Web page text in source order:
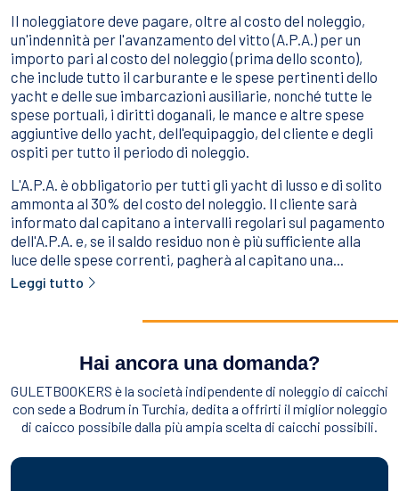
Il noleggiatore deve pagare, oltre al costo del noleggio,
un'indennità per l'avanzamento del vitto (A.P.A.) per un
importo pari al costo del noleggio (prima dello sconto),
che include tutto il carburante e le spese pertinenti dello
yacht e delle sue imbarcazioni ausiliarie, nonché tutte le
spese portuali, i diritti doganali, le mance e altre spese
aggiuntive dello yacht, dell'equipaggio, del cliente e degli
ospiti per tutto il periodo di noleggio.
L'A.P.A. è obbligatorio per tutti gli yacht di lusso e di solito
ammonta al 30% del costo del noleggio. Il cliente sarà
informato dal capitano a intervalli regolari sul pagamento
dell'A.P.A. e, se il saldo residuo non è più sufficiente alla
luce delle spese correnti, pagherà al capitano una...
Leggi tutto
Hai ancora una domanda?
GULETBOOKERS è la società indipendente di noleggio di caicchi
con sede a Bodrum in Turchia, dedita a offrirti il miglior noleggio
di caicco possibile dalla più ampia scelta di caicchi possibili.